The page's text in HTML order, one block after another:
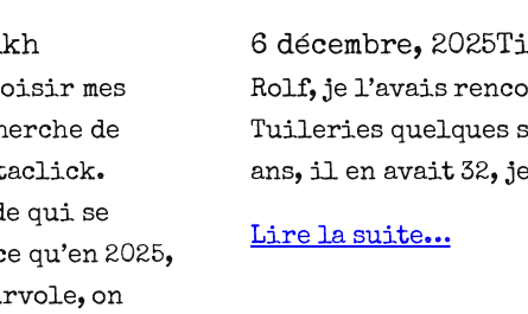
mes
de
qui se
qu’en 2025,
on
6 décembre, 2025
Rolf, je l’avais
Tuileries quelques
ans, il en avait 32,
Lire la suite…